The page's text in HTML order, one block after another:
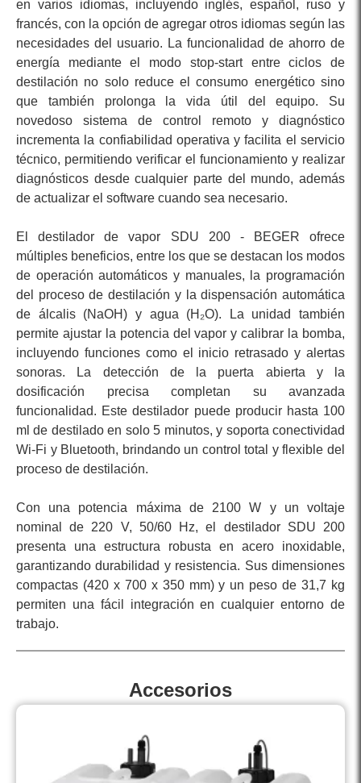
en varios idiomas, incluyendo inglés, español, ruso y
francés, con la opción de agregar otros idiomas según las
necesidades del usuario. La funcionalidad de ahorro de
energía mediante el modo stop-start entre ciclos de
destilación no solo reduce el consumo energético sino
que también prolonga la vida útil del equipo. Su
novedoso sistema de control remoto y diagnóstico
incrementa la confiabilidad operativa y facilita el servicio
técnico, permitiendo verificar el funcionamiento y realizar
diagnósticos desde cualquier parte del mundo, además
de actualizar el software cuando sea necesario.
El destilador de vapor SDU 200 - BEGER ofrece
múltiples beneficios, entre los que se destacan los modos
de operación automáticos y manuales, la programación
del proceso de destilación y la dispensación automática
de álcalis (NaOH) y agua (H₂O). La unidad también
permite ajustar la potencia del vapor y calibrar la bomba,
incluyendo funciones como el inicio retrasado y alertas
sonoras. La detección de la puerta abierta y la
dosificación precisa completan su avanzada
funcionalidad. Este destilador puede producir hasta 100
ml de destilado en solo 5 minutos, y soporta conectividad
Wi-Fi y Bluetooth, brindando un control total y flexible del
proceso de destilación.
Con una potencia máxima de 2100 W y un voltaje
nominal de 220 V, 50/60 Hz, el destilador SDU 200
presenta una estructura robusta en acero inoxidable,
garantizando durabilidad y resistencia. Sus dimensiones
compactas (420 x 700 x 350 mm) y un peso de 31,7 kg
permiten una fácil integración en cualquier entorno de
trabajo.
Accesorios